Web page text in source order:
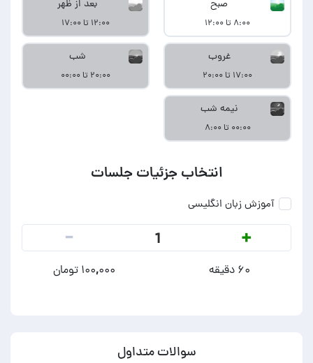
صبح
۸:۰۰ تا ۱۲:۰۰
بعد از ظهر
۱۲:۰۰ تا ۱۷:۰۰
غروب
۱۷:۰۰ تا ۲۰:۰۰
شب
۲۰:۰۰ تا ۰۰:۰۰
نیمه شب
۰۰:۰۰ تا ۸:۰۰
انتخاب جزئیات جلسات
آموزش زبان انگلیسی
+
1
-
۶۰ دقیقه ۱۰۰,۰۰۰ تومان
سوالات متداول